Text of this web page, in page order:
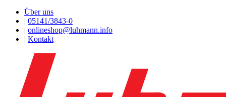
Über uns
| 05141/3843-0
| onlineshop@luhmann.info
| Kontakt